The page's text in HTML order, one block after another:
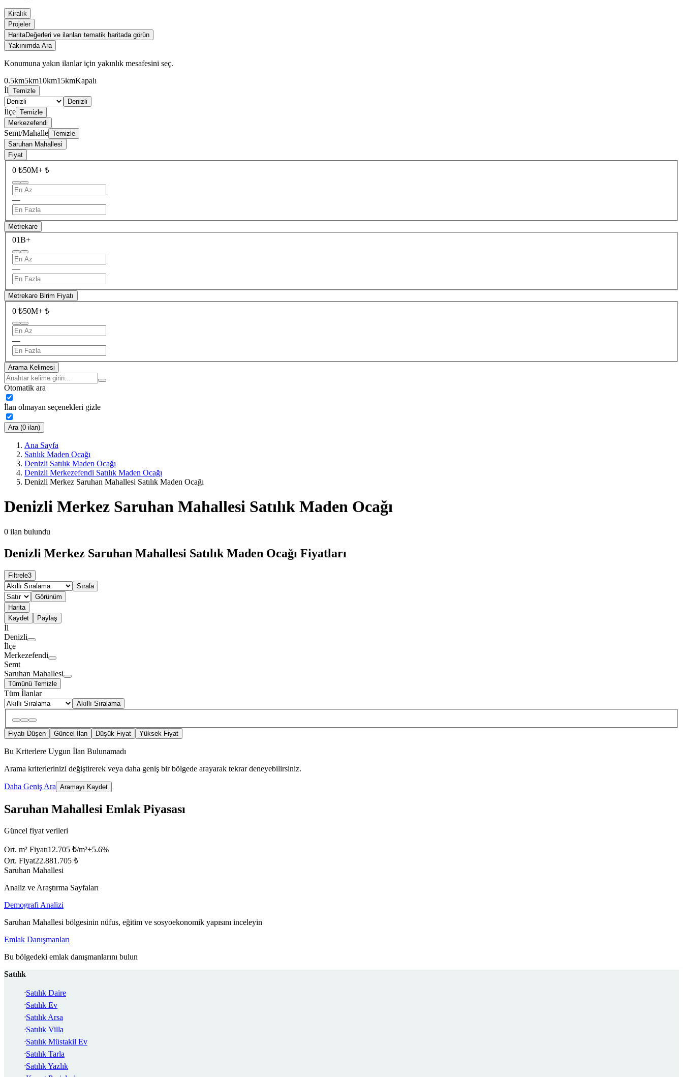
Kiralık
Projeler
HaritaDeğerleri ve ilanları tematik haritada görün
Yakınımda Ara
Konumuna yakın ilanlar için yakınlık mesafesini seç.
0.5km5km10km15kmKapalı
İl Temizle
Denizli
İlçe Temizle
Merkezefendi
Semt/Mahalle Temizle
Saruhan Mahallesi
Fiyat
0 ₺50M+ ₺
—
Metrekare
01B+
—
Metrekare Birim Fiyatı
0 ₺50M+ ₺
—
Arama Kelimesi
Otomatik ara
İlan olmayan seçenekleri gizle
Ara (0 ilan)
Ana Sayfa
Satılık Maden Ocağı
Denizli Satılık Maden Ocağı
Denizli Merkezefendi Satılık Maden Ocağı
Denizli Merkez Saruhan Mahallesi Satılık Maden Ocağı
Denizli Merkez Saruhan Mahallesi Satılık Maden Ocağı
0 ilan bulundu
Denizli Merkez Saruhan Mahallesi Satılık Maden Ocağı Fiyatları
Filtrele3
Sırala
Görünüm
Harita
Kaydet
Paylaş
İl
Denizli
İlçe
Merkezefendi
Semt
Saruhan Mahallesi
Tümünü Temizle
Tüm İlanlar
Akıllı Sıralama
Fiyatı Düşen Güncel İlan Düşük Fiyat Yüksek Fiyat
Bu Kriterlere Uygun İlan Bulunamadı
Arama kriterlerinizi değiştirerek veya daha geniş bir bölgede arayarak tekrar deneyebilirsiniz.
Daha Geniş Ara Aramayı Kaydet
Saruhan Mahallesi Emlak Piyasası
Güncel fiyat verileri
Ort. m² Fiyatı12.705 ₺/m²+5.6%
Ort. Fiyat22.881.705 ₺
Saruhan Mahallesi
Analiz ve Araştırma Sayfaları
Demografi Analizi
Saruhan Mahallesi bölgesinin nüfus, eğitim ve sosyoekonomik yapısını inceleyin
Emlak Danışmanları
Bu bölgedeki emlak danışmanlarını bulun
Satılık
Satılık Daire
Satılık Ev
Satılık Arsa
Satılık Villa
Satılık Müstakil Ev
Satılık Tarla
Satılık Yazlık